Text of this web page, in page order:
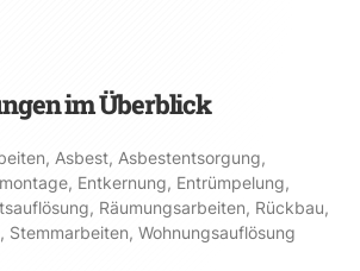
im Überblick
, Asbest, Asbestentsorgung,
, Entkernung, Entrümpelung,
, Räumungsarbeiten, Rückbau,
, Stemmarbeiten, Wohnungsauflösung